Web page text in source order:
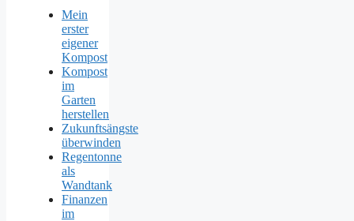
Mein
erster
eigener
Kompost
Kompost
im
Garten
herstellen
Zukunftsängste
überwinden
Regentonne
als
Wandtank
Finanzen
im